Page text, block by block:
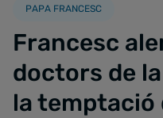
PAPA FRANCESC
Francesc
doctors de
la temptació